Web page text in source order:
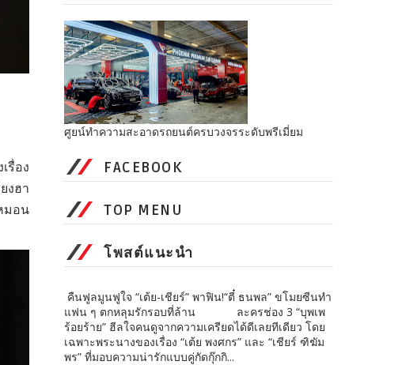
รื่อง
งฮา
มอน
ศูยน์ทำความสะอาดรถยนต์ครบวงจรระดับพรีเมี่ยม
FACEBOOK
TOP MENU
โพสต์แนะนำ
คืนฟูลมูนฟูใจ “เต้ย-เชียร์” พาฟิน!“ตี๋ ธนพล” ขโมยซีนทำ
แฟน ๆ ตกหลุมรักรอบที่ล้าน ละครช่อง 3 “บุพเพ
ร้อยร้าย” ฮีลใจคนดูจากความเครียดได้ดีเลยทีเดียว โดย
เฉพาะพระนางของเรื่อง “เต้ย พงศกร” และ “เชียร์ ฑิฆัม
พร” ที่มอบความน่ารักแบบคู่กัดกุ๊กกิ...